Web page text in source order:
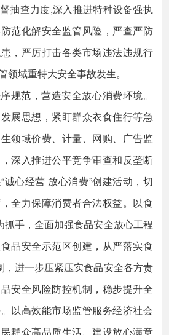
抽查力度,深入推进特种设备强执
范化解安全监管风险，严查严防
，严厉打击各类市场违法违规行
领域重特大安全事故发生。
规范，营造安全放心消费环境。
展思想，紧盯群众衣食住行等急
领域价费、计量、网购、广告监
深入推进公平竞争审查和反垄断
诚心经营 放心消费”创建活动，切
全力保障消费者合法权益。以食
抓手，全面加强食品安全放心工程
品安全示范区创建，从严落实食
，进一步压紧压实食品安全各方责
安全风险防控机制，稳步提升全
以高效能市场监管服务经济社会
群众高品质生活、建设放心满意